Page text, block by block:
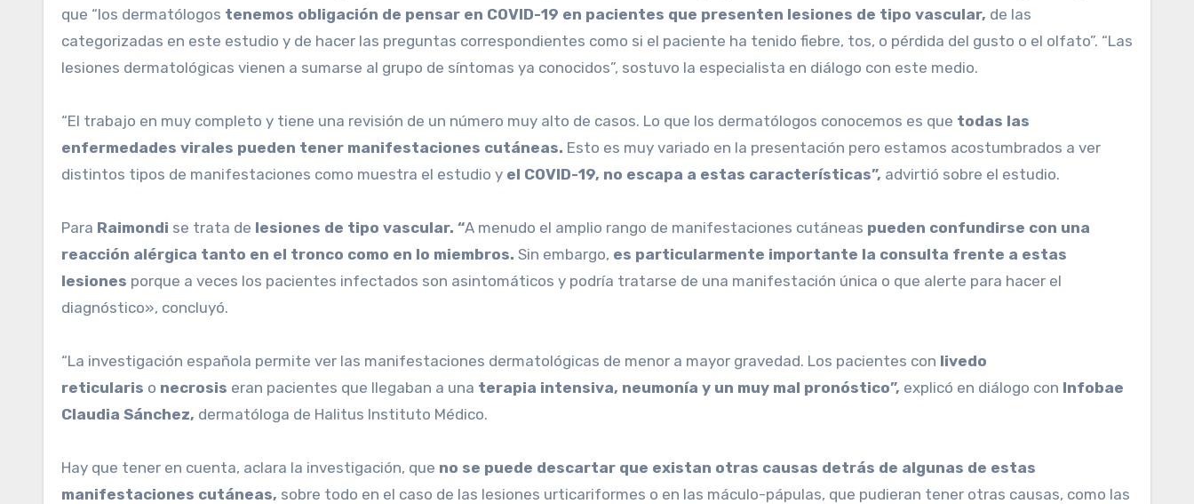
que “los dermatólogos tenemos obligación de pensar en COVID-19 en pacientes que presenten lesiones de tipo vascular, de las
categorizadas en este estudio y de hacer las preguntas correspondientes como si el paciente ha tenido fiebre, tos, o pérdida del gusto o el olfato”. “Las
lesiones dermatológicas vienen a sumarse al grupo de síntomas ya conocidos”, sostuvo la especialista en diálogo con este medio.
“El trabajo en muy completo y tiene una revisión de un número muy alto de casos. Lo que los dermatólogos conocemos es que todas las
enfermedades virales pueden tener manifestaciones cutáneas. Esto es muy variado en la presentación pero estamos acostumbrados a ver
distintos tipos de manifestaciones como muestra el estudio y el COVID-19, no escapa a estas características”, advirtió sobre el estudio.
Para Raimondi se trata de lesiones de tipo vascular. “A menudo el amplio rango de manifestaciones cutáneas pueden confundirse con una
reacción alérgica tanto en el tronco como en lo miembros. Sin embargo, es particularmente importante la consulta frente a estas
lesiones porque a veces los pacientes infectados son asintomáticos y podría tratarse de una manifestación única o que alerte para hacer el
diagnóstico», concluyó.
“La investigación española permite ver las manifestaciones dermatológicas de menor a mayor gravedad. Los pacientes con livedo
reticularis o necrosis eran pacientes que llegaban a una terapia intensiva, neumonía y un muy mal pronóstico”, explicó en diálogo con Infobae
Claudia Sánchez, dermatóloga de Halitus Instituto Médico.
Hay que tener en cuenta, aclara la investigación, que no se puede descartar que existan otras causas detrás de algunas de estas
manifestaciones cutáneas, sobre todo en el caso de las lesiones urticariformes o en las máculo-pápulas, que pudieran tener otras causas, como las